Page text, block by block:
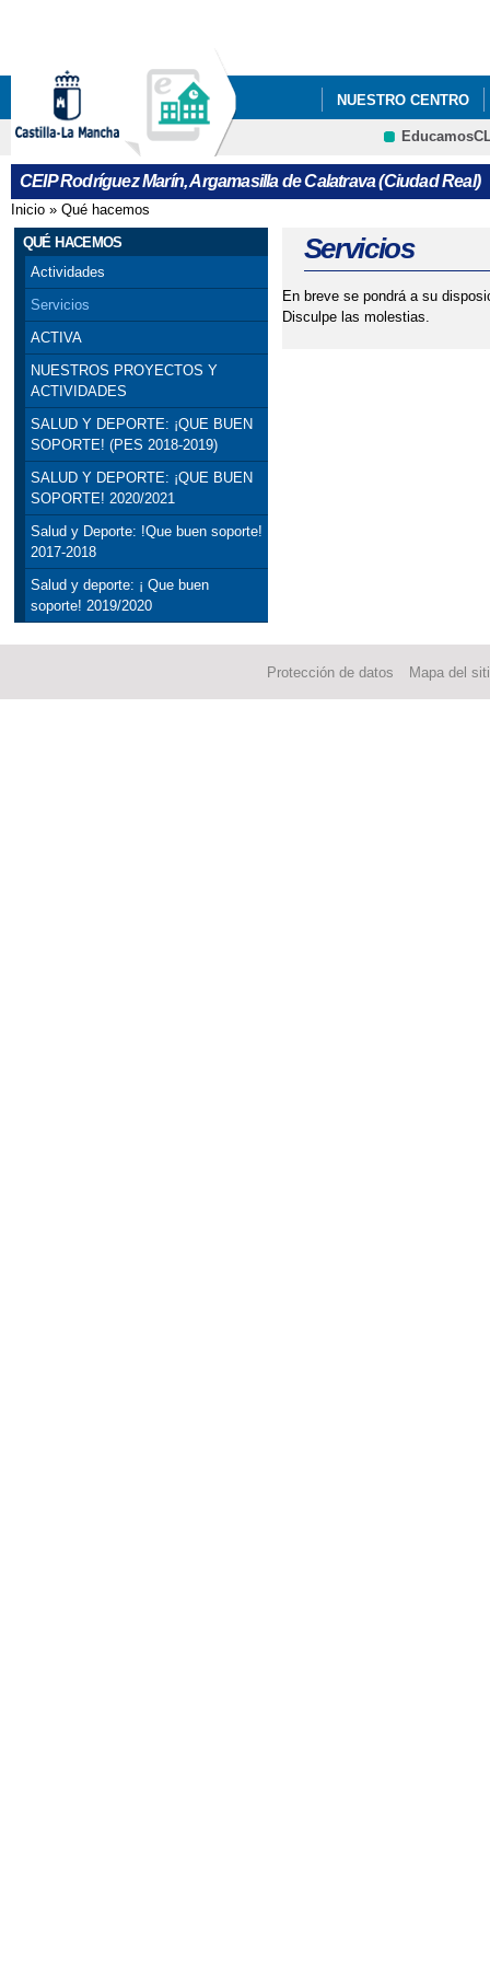
NUESTRO CENTRO
ADMISIÓN DE
PREMIOS
SEMANA CULTURAL
CEIP Rodríguez Marín, Argamasilla de Calatrava (Ciudad Real)
Se encuentra usted aquí
Inicio » Qué hacemos
QUÉ HACEMOS
Actividades
Servicios
ACTIVA
NUESTROS PROYECTOS Y
ACTIVIDADES
SALUD Y DEPORTE: ¡QUE BUEN
SOPORTE! (PES 2018-2019)
SALUD Y DEPORTE: ¡QUE BUEN
SOPORTE! 2020/2021
Salud y Deporte: !Que buen soporte!
2017-2018
Salud y deporte: ¡ Que buen
soporte! 2019/2020
Servicios
En breve se pondrá a su
Disculpe las molestias.
Protección de datos Mapa del